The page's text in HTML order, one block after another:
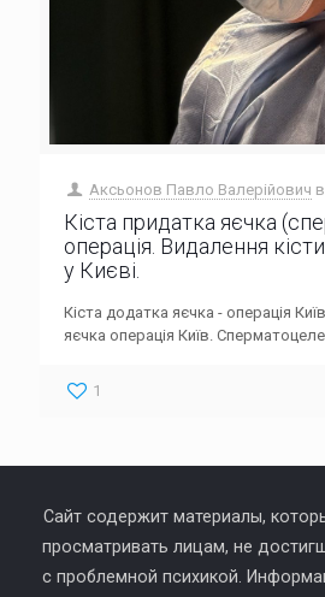
Аксьонов Павло Валерійович в
Кіста придатка яєчка
операція. Видалення
у Києві.
Кіста додатка яєчка - операція
яєчка операція Київ.
1
Сайт содержит материалы,
просматривать лицам, не
с проблемной психикой.